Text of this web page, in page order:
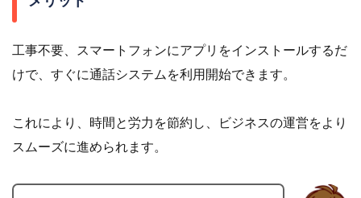
工事不要、スマートフォンにアプリをインストールするだ
けで、すぐに通話システムを利用開始できます。
これにより、時間と労力を節約し、ビジネスの運営をより
スムーズに進められます。